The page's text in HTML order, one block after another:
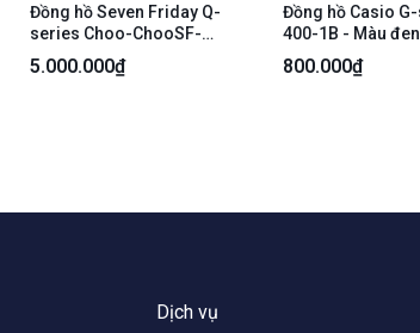
Đồng hồ Seven Friday Q-
series Choo-ChooSF-
Q2/03-D308 - Màu nâu -
Ngoại hình 97% - Dây da gãy
5.000.000₫
Đồng hồ Casio
400-1B - Màu
hình 96% - Mặt
mặt lưng trầy, viền
800.000₫
Dịch vụ